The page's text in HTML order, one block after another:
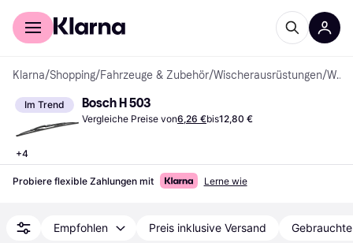
Für Shopper
Klarna/Shopping/Fahrzeuge & Zubehör/Wischerausrüstungen/ Wischerblätter
Im Trend
+4
Bosch H 503
Vergleiche Preise von6,26 €bis12,80 €
Probiere flexible Zahlungen mit Lerne wie
Empfohlen Preis inklusive Versand